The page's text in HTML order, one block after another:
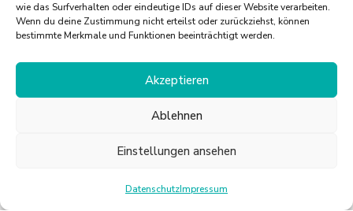
wie das Surfverhalten oder eindeutige IDs auf dieser Website verarbeiten.
Wenn du deine Zustimmung nicht erteilst oder zurückziehst, können
bestimmte Merkmale und Funktionen beeinträchtigt werden.
Akzeptieren
Ablehnen
Einstellungen ansehen
DatenschutzImpressum
LADY FITNESS